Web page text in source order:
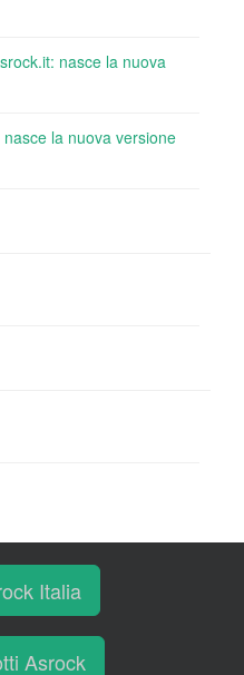
nasce la nuova
la nuova versione
Italia
Asrock